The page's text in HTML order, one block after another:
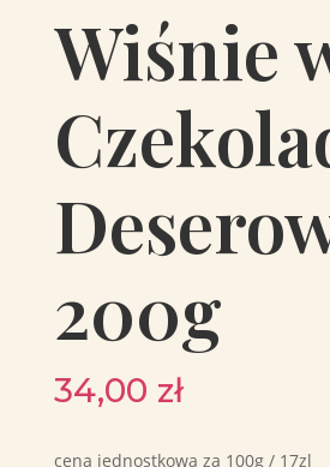
Wiśnie
200g
34,00 zł
cena jednostkowa za 100g / 17zl